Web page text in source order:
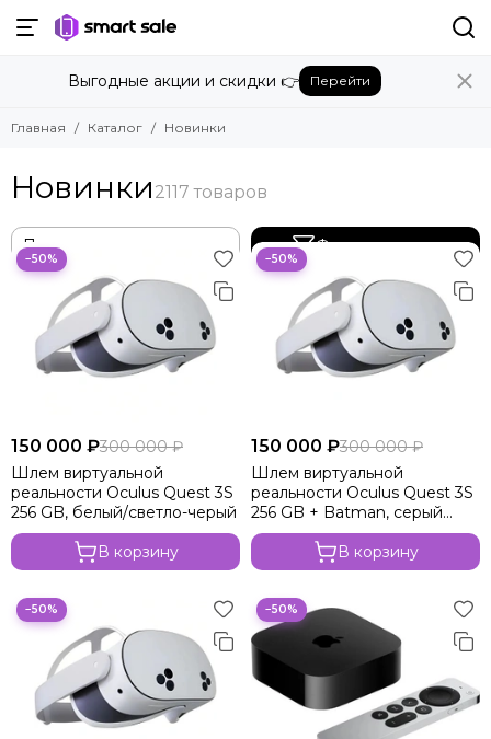
Выгодные акции и скидки 👉 Перейти
Главная Каталог Новинки
Новинки
Фильтр товаров
−50%
150 000 ₽300 000 ₽
Шлем виртуальной
реальности Oculus Quest 3S
256 GB, белый/светло-черый
В корзину
−50%
150 000 ₽300 000 ₽
Шлем виртуальной
реальности Oculus Quest 3S
256 GB + Batman, серый
металлик
В корзину
−50% −50%